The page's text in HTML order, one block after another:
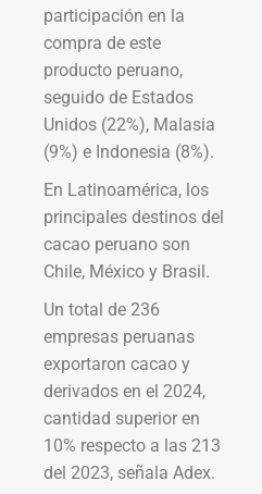
participación en la
compra de este
producto peruano,
seguido de Estados
Unidos (22%), Malasia
(9%) e Indonesia (8%).
En Latinoamérica, los
principales destinos del
cacao peruano son
Chile, México y Brasil.
Un total de 236
empresas peruanas
exportaron cacao y
derivados en el 2024,
cantidad superior en
10% respecto a las 213
del 2023, señala Adex.